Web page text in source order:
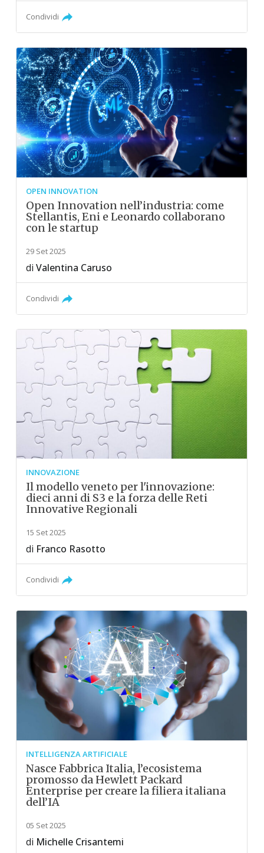
Condividi
OPEN INNOVATION
Open Innovation nell’industria: come
Stellantis, Eni e Leonardo collaborano
con le startup
29 Set 2025
diValentina Caruso
Condividi
INNOVAZIONE
Il modello veneto per l'innovazione:
dieci anni di S3 e la forza delle Reti
Innovative Regionali
15 Set 2025
di Franco Rasotto
Condividi
INTELLIGENZA ARTIFICIALE
Nasce Fabbrica Italia, l’ecosistema
promosso da Hewlett Packard
Enterprise per creare la filiera italiana
dell’IA
05 Set 2025
di Michelle Crisantemi